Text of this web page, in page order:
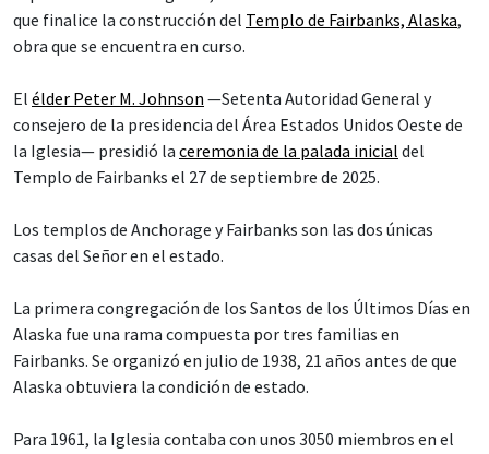
que finalice la construcción del Templo de Fairbanks, Alaska,
obra que se encuentra en curso.
El élder Peter M. Johnson —Setenta Autoridad General y
consejero de la presidencia del Área Estados Unidos Oeste de
la Iglesia— presidió la ceremonia de la palada inicial del
Templo de Fairbanks el 27 de septiembre de 2025.
Los templos de Anchorage y Fairbanks son las dos únicas
casas del Señor en el estado.
La primera congregación de los Santos de los Últimos Días en
Alaska fue una rama compuesta por tres familias en
Fairbanks. Se organizó en julio de 1938, 21 años antes de que
Alaska obtuviera la condición de estado.
Para 1961, la Iglesia contaba con unos 3050 miembros en el